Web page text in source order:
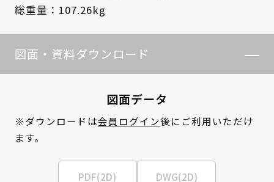
総重量：107.26kg
図面・資料ダウンロード
図面データ
※ダウンロードは会員ログイン後にご利用いただけ
ます。
PDF(2D) DWG(2D)